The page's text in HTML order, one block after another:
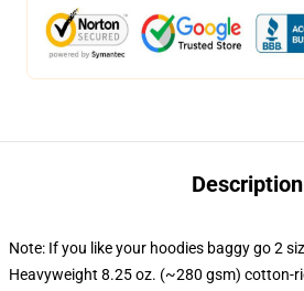
Description
Note: If you like your hoodies baggy go 2
Heavyweight 8.25 oz. (~280 gsm) cotton-